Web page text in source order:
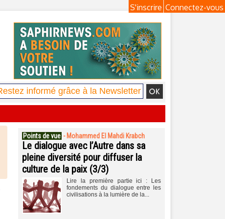
Connectez-vous
S'inscrire
Points de vue - Mohammed El Mahdi Krabch
Le dialogue avec l’Autre dans sa
pleine diversité pour diffuser la
culture de la paix (3/3)
Lire la première partie ici : Les
fondements du dialogue entre les
civilisations à la lumière de la...